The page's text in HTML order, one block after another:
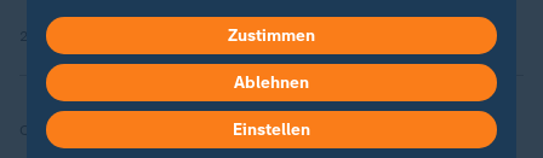
20.01.2025 | 8:28 min
Quelle:
Zustimmen
Ablehnen
Einstellen